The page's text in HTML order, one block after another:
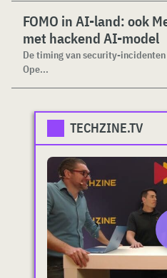
FOMO in AI-land: ook
met hackend AI-model
De timing van security-
Ope...
TECHZINE.TV